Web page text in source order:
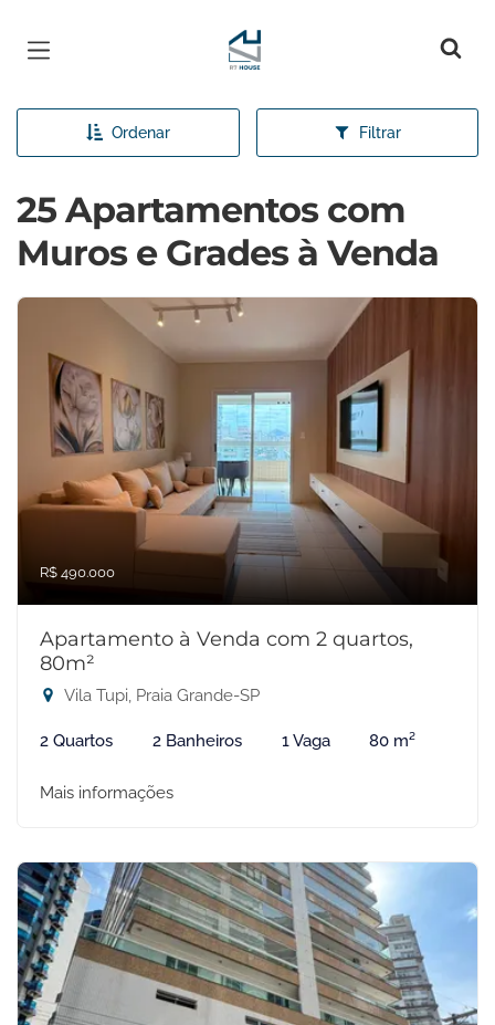
Página inicial
Ordenar Filtrar
25 Apartamentos com
Muros e Grades à Venda
R$ 490.000
Apartamento à Venda com 2 quartos,
80m²
Vila Tupi, Praia Grande-SP
2 Quartos 2 Banheiros 1 Vaga 80 m²
Mais informações